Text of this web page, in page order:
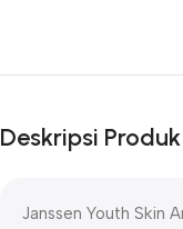
Deskripsi Produk
Janssen Youth Skin